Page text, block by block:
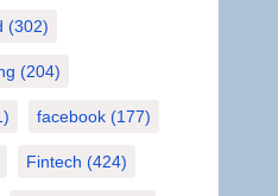
(302)
(204)
facebook(177)
Fintech (424)